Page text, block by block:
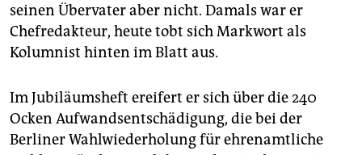
seinen Übervater aber nicht. Damals war er
Chefredakteur, heute tobt sich Markwort als
Kolumnist hinten im Blatt aus.
Im Jubiläumsheft ereifert er sich über die 240
Ocken Aufwandsentschädigung, die bei der
Berliner Wahlwiederholung für ehrenamtliche